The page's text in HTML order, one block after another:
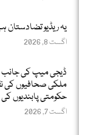
یہ ریڈیو تضادستان
اگست 8, 2026
ڈیجی میپ کی
ملکی صحافیوں کی
حکومتی پابندیوں
اگست 7, 2026